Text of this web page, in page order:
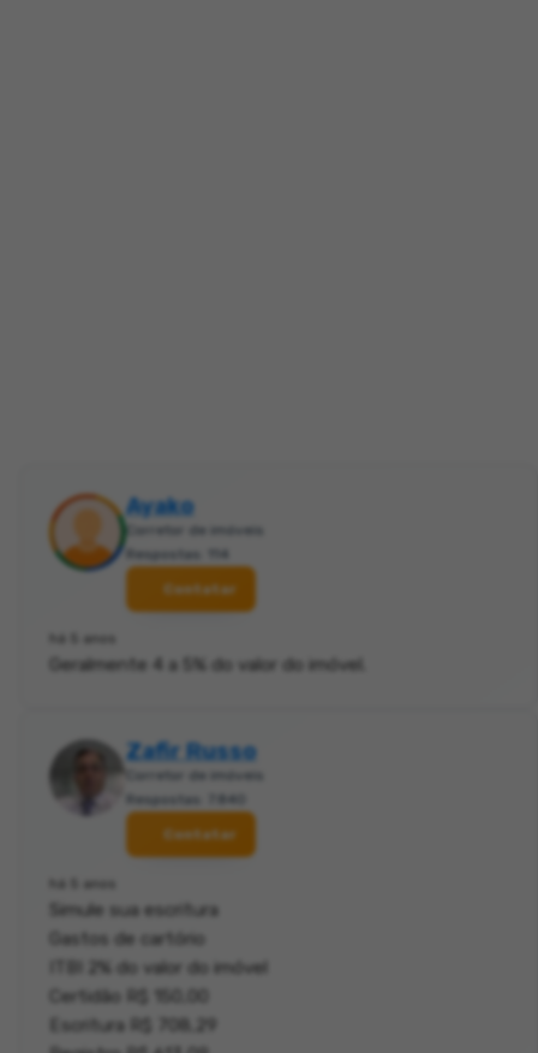
Ayako
Corretor de imóveis
Respostas: 114
Contatar
há 5 anos
Geralmente 4 a 5% do valor do imóvel.
Zafir Russo
Corretor de imóveis
Respostas: 7.840
Contatar
há 5 anos
Simule sua escritura
Gastos de cartório
ITBI 2% do valor do imóvel
Certidão R$ 150,00
Escritura R$ 708,29